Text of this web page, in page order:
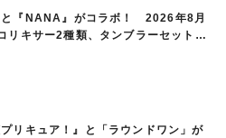
と『NANA』がコラボ！ 2026年8月
リキサー2種類、タンブラーセットな
プリキュア！』と「ラウンドワン」が